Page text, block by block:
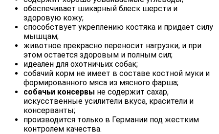
обеспечивает шикарный блеск шерсти и
здоровую кожу;
способствует укреплению костяка и придает силу
мышцам;
животное прекрасно переносит нагрузки, и при
этом остается здоровым и полным сил;
идеален для охотничьих собак;
собачий корм не имеет в составе костной муки и
формированного мяса из мясного фарша;
собачьи консервы не содержит сахар,
искусственные усилители вкуса, красители и
консерванты;
производится только в Германии под жестким
контролем качества.